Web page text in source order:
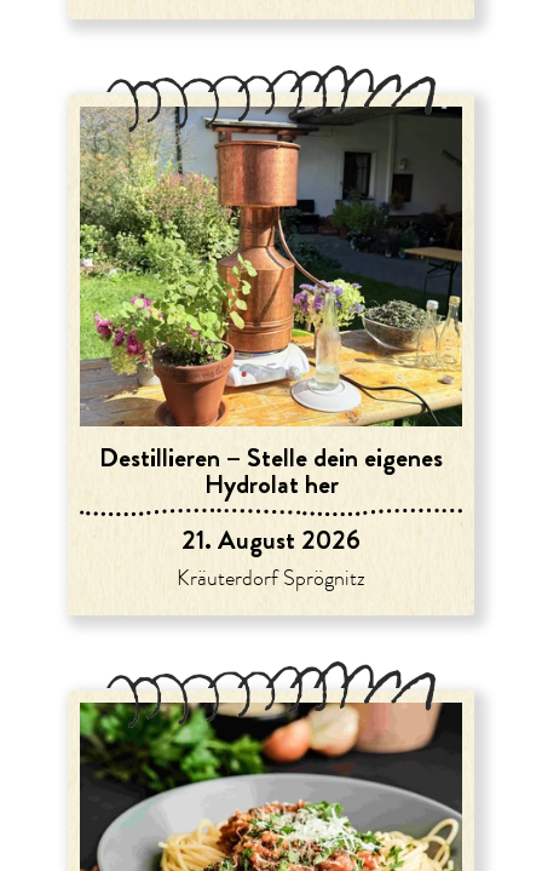
Destillieren – Stelle dein eigenes
Hydrolat her
21. August 2026
Kräuterdorf Sprögnitz